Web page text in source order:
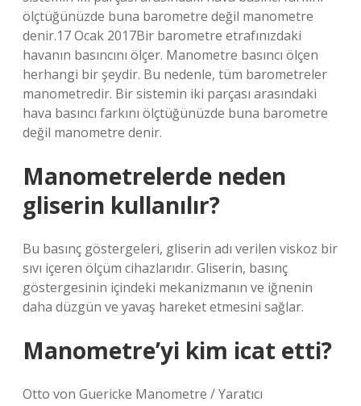
ölçtüğünüzde buna barometre değil manometre
denir.17 Ocak 2017Bir barometre etrafınızdaki
havanın basıncını ölçer. Manometre basıncı ölçen
herhangi bir şeydir. Bu nedenle, tüm barometreler
manometredir. Bir sistemin iki parçası arasındaki
hava basıncı farkını ölçtüğünüzde buna barometre
değil manometre denir.
Manometrelerde neden
gliserin kullanılır?
Bu basınç göstergeleri, gliserin adı verilen viskoz bir
sıvı içeren ölçüm cihazlarıdır. Gliserin, basınç
göstergesinin içindeki mekanizmanın ve iğnenin
daha düzgün ve yavaş hareket etmesini sağlar.
Manometre’yi kim icat etti?
Otto von Guericke Manometre / Yaratıcı